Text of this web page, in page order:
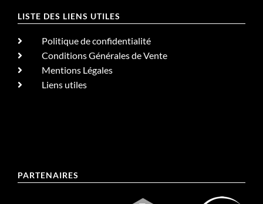
LISTE DES LIENS UTILES
Politique de confidentialité
Conditions Générales de Vente
Mentions Légales
Liens utiles
PARTENAIRES